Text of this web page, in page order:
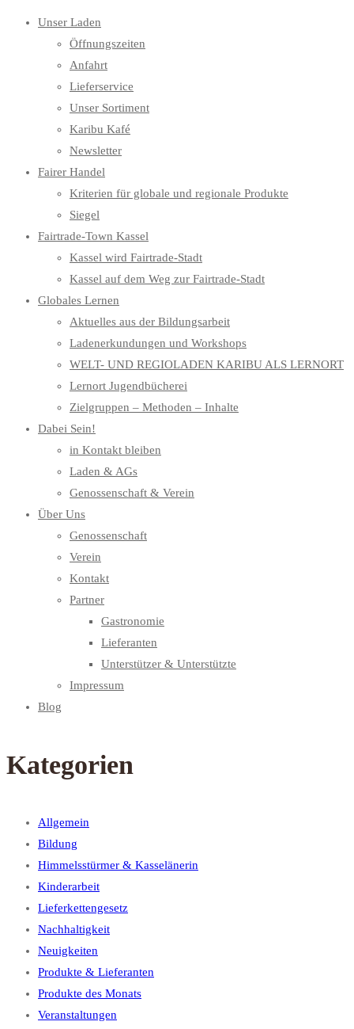
Unser Laden
Öffnungszeiten
Anfahrt
Lieferservice
Unser Sortiment
Karibu Kafé
Newsletter
Fairer Handel
Kriterien für globale und regionale Produkte
Siegel
Fairtrade-Town Kassel
Kassel wird Fairtrade-Stadt
Kassel auf dem Weg zur Fairtrade-Stadt
Globales Lernen
Aktuelles aus der Bildungsarbeit
Ladenerkundungen und Workshops
WELT- UND REGIOLADEN KARIBU ALS LERNORT
Lernort Jugendbücherei
Zielgruppen – Methoden – Inhalte
Dabei Sein!
in Kontakt bleiben
Laden & AGs
Genossenschaft & Verein
Über Uns
Genossenschaft
Verein
Kontakt
Partner
Gastronomie
Lieferanten
Unterstützer & Unterstützte
Impressum
Blog
Kategorien
Allgemein
Bildung
Himmelsstürmer & Kasselänerin
Kinderarbeit
Lieferkettengesetz
Nachhaltigkeit
Neuigkeiten
Produkte & Lieferanten
Produkte des Monats
Veranstaltungen